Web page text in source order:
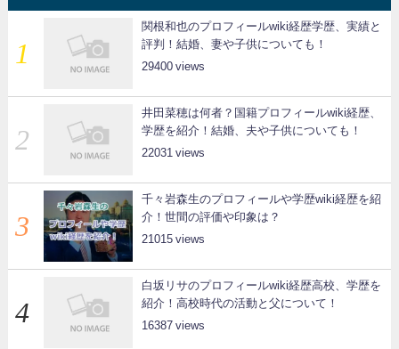
関根和也のプロフィールwiki経歴学歴、実績と
評判！結婚、妻や子供についても！
29400
井田菜穂は何者？国籍プロフィールwiki経歴、
学歴を紹介！結婚、夫や子供についても！
22031
千々岩森生のプロフィールや学歴wiki経歴を紹
介！世間の評価や印象は？
21015
白坂リサのプロフィールwiki経歴高校、学歴を
紹介！高校時代の活動と父について！
16387